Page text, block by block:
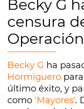
Becky G
censura
Becky G ha
Hormiguero
último éxito, y
como 'Mayores'.